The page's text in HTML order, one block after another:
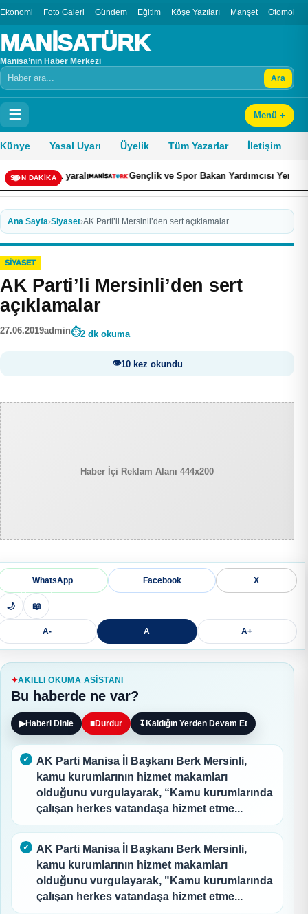
Ekonomi Foto Galeri Gündem Eğitim Köşe Yazıları Manşet Otomobil
MANİSATÜRK
Manisa’nın Haber Merkezi
Arama Ara
☰ Menü +
Künye Yasal Uyarı Üyelik Tüm Yazarlar İletişim
SON DAKİKA
yaralı Gençlik ve Spor Bakan Yardımcısı Yerlikaya:
Ana Sayfa›Siyaset›AK Parti’li Mersinli’den sert açıklamalar
SIYASET
AK Parti’li Mersinli’den sert
açıklamalar
27.06.2019admin 2 dk okuma
10 kez okundu
Haber İçi Reklam Alanı 444x200
WhatsApp Facebook X
🌙 📖
A- A A+
AKILLI OKUMA ASISTANI
Bu haberde ne var?
▶Haberi Dinle ■Durdur ↧ Kaldığın Yerden Devam Et
AK Parti Manisa İl Başkanı Berk Mersinli,
kamu kurumlarının hizmet makamları
olduğunu vurgulayarak, “Kamu kurumlarında
çalışan herkes vatandaşa hizmet etme...
AK Parti Manisa İl Başkanı Berk Mersinli,
kamu kurumlarının hizmet makamları
olduğunu vurgulayarak, "Kamu kurumlarında
çalışan herkes vatandaşa hizmet etme...